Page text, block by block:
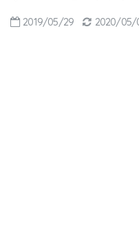
2019/05/29 2020/05/